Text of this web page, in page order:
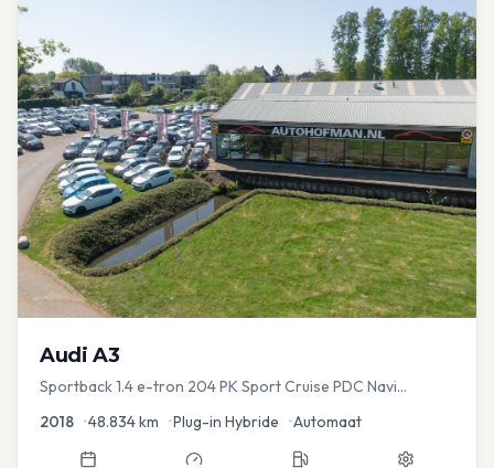
Audi A3
Sportback 1.4 e-tron 204 PK Sport Cruise PDC Navi
2018 •48.834km •Plug-in Hybride •Automaat